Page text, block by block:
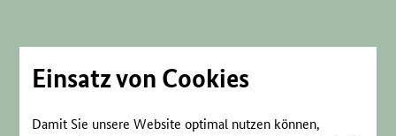
Einsatz von Cookies
Damit Sie unsere Website optimal nutzen können,